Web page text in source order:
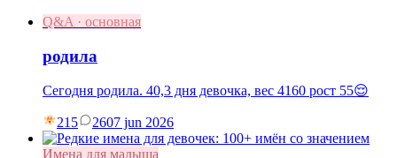
Q&A · основная
родила
Сегодня родила. 40,3 дня девочка, вес 4160 рост 55😌
215 2607 jun 2026
Имена для малыша